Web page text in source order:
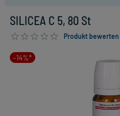
SILICEA C 5, 80 St
Produkt
-14%*